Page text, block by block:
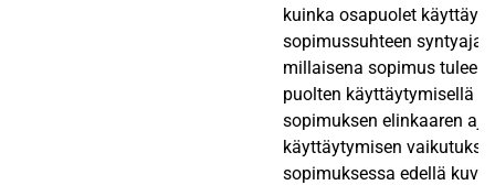
kuinka osapuolet
sopimussuhteen
millaisena sopimus tulee
puolten käyttäytymisellä
sopimuksen elinkaaren
käyttäytymisen
sopimuksessa edellä